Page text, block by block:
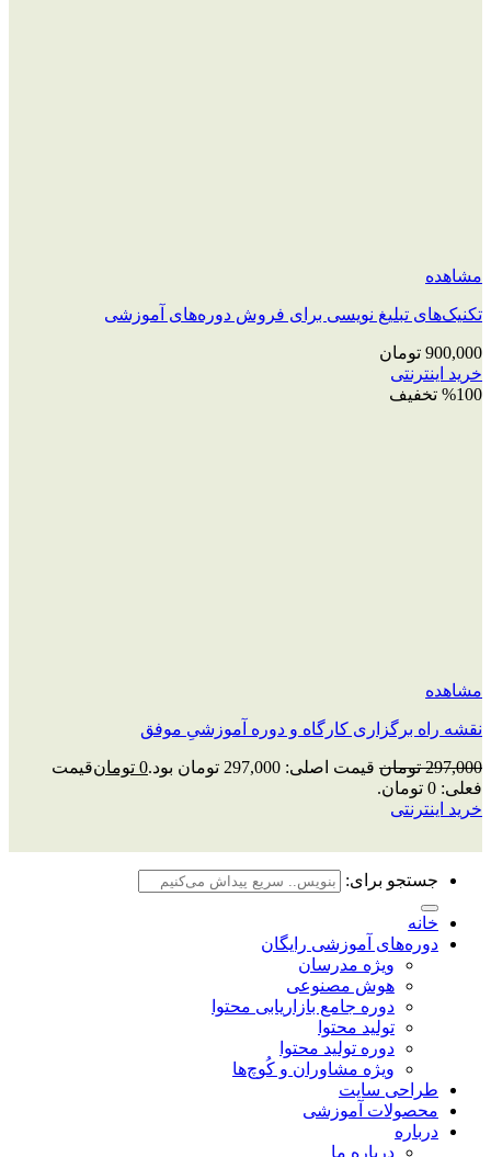
مشاهده
تکنیک‌های تبلیغ نویسی برای فروش دوره‌های آموزشی
900,000 تومان
خرید اینترنتی
%100 تخفیف
مشاهده
نقشه راه برگزاری کارگاه و دوره آموزشیِ موفق
297,000 تومان قیمت اصلی: 297,000 تومان بود. 0 تومانقیمت
فعلی: 0 تومان.
خرید اینترنتی
جستجو برای:
خانه
دوره‌های آموزشی رایگان
ویژه مدرسان
هوش مصنوعی
دوره جامع بازاریابی محتوا
تولید محتوا
دوره تولید محتوا
ویژه مشاوران و کُوچ‌ها
طراحی سایت
محصولات آموزشی
درباره
درباره ما